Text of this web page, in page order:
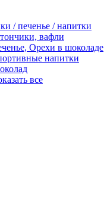
/ печенье / напитки
вафли
Орехи в шоколаде
напитки
все